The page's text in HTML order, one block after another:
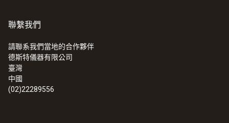
聯繫我們
請聯系我們當地的合作夥伴
德斯特儀器有限公司
臺灣
中國
(02)22289556